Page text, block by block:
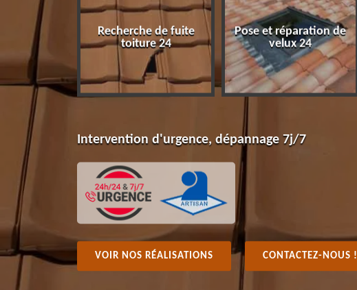
Recherche de fuite
toiture 24
Pose et réparation de
velux 24
Intervention d'urgence, dépannage 7j/7
VOIR NOS RÉALISATIONS CONTACTEZ-NOUS !